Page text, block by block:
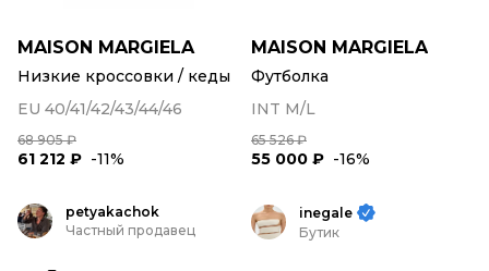
MAISON MARGIELA
Низкие кроссовки / кеды
EU 40/41/42/43/44/46
68 905 ₽
61 212 ₽ -11%
MAISON MARGIELA
Футболка
INT M/L
65 526 ₽
55 000 ₽ -16%
petyakachok
Частный продавец
inegale
Бутик